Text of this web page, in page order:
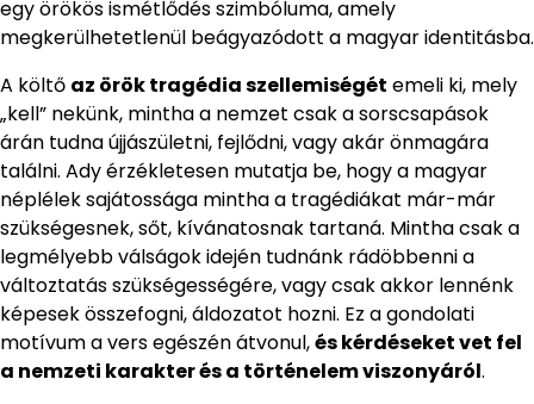
egy örökös ismétlődés szimbóluma, amely
megkerülhetetlenül beágyazódott a magyar identitásba.
A költő az örök tragédia szellemiségét emeli ki, mely
„kell” nekünk, mintha a nemzet csak a sorscsapások
árán tudna újjászületni, fejlődni, vagy akár önmagára
találni. Ady érzékletesen mutatja be, hogy a magyar
néplélek sajátossága mintha a tragédiákat már-már
szükségesnek, sőt, kívánatosnak tartaná. Mintha csak a
legmélyebb válságok idején tudnánk rádöbbenni a
változtatás szükségességére, vagy csak akkor lennénk
képesek összefogni, áldozatot hozni. Ez a gondolati
motívum a vers egészén átvonul,és kérdéseket vet fel
a nemzeti karakter és a történelem viszonyáról.